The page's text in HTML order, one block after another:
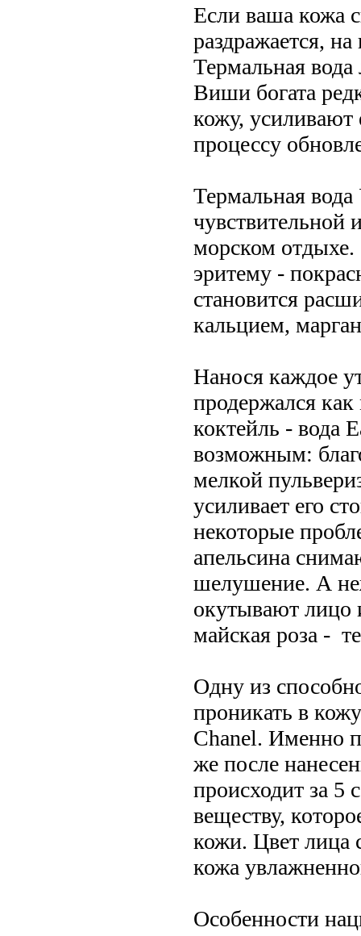
Если ваша кожа
раздражается,
Термальная вода
Виши богата
кожу,
процессу
Термальная
чувствительной
морском
эритему -
становится
кальцием,
Нанося каждое
продержался
коктейль - вода
возможным:
мелкой
усиливает его
некоторые
апельсина
шелушение. А
окутывают лицо
майская роза -
Одну из
проникать в
Chanel. Именно
же после
происходит за 5
веществу,
кожи. Цвет лица
кожа
Особенности